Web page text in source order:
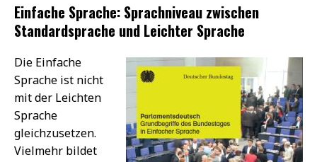
Einfache Sprache: Sprachniveau zwischen
Standardsprache und Leichter Sprache
Die Einfache
Sprache ist nicht
mit der Leichten
Sprache
gleichzusetzen.
Vielmehr bildet